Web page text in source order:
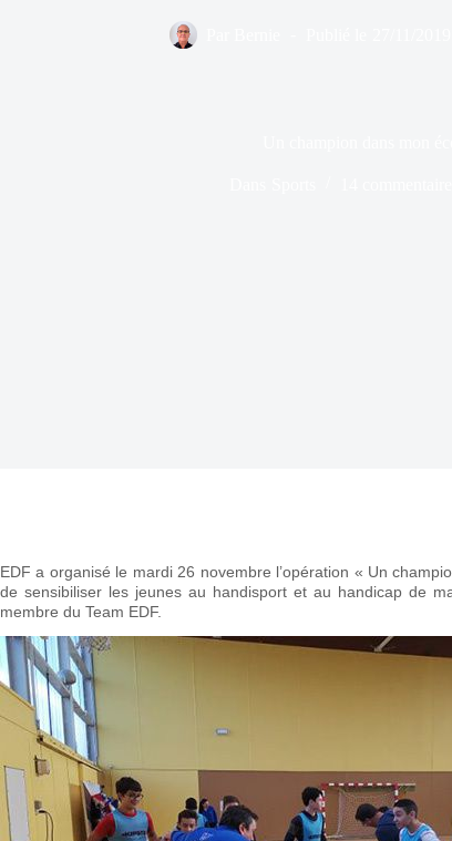
EDF a organisé le mardi 26 novembre l’opération « Un
de sensibiliser les jeunes au handisport et au handicap de
membre du Team EDF.